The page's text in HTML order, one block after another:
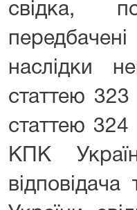
свідка,
наслідки
статтею
статтею
КПК